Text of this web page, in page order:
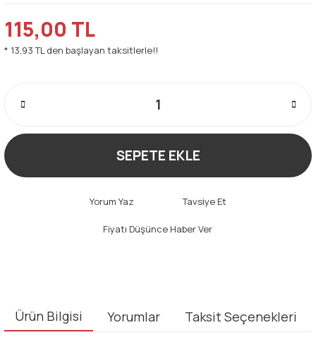
115,00 TL
* 13,93 TL den başlayan taksitlerle!!
SEPETE EKLE
Yorum Yaz Tavsiye Et
Fiyatı Düşünce Haber Ver
Ürün Bilgisi Yorumlar Taksit Seçenekleri